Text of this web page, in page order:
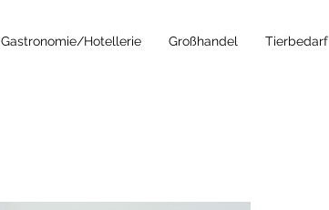
Gastronomie/Hotellerie Großhandel Tierbedarf